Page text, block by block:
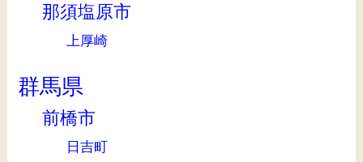
那須塩原市
上厚崎
群馬県
前橋市
日吉町